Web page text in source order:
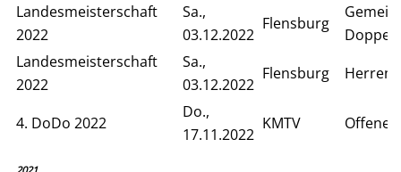
Landesmeisterschaft
2022
Sa.,
03.12.2022
Flensburg
Landesmeisterschaft
2022
Sa.,
03.12.2022
Flensburg Herren
4. DoDo 2022
Do.,
17.11.2022
KMTV